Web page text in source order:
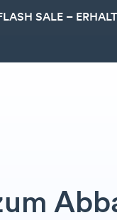
SALE –